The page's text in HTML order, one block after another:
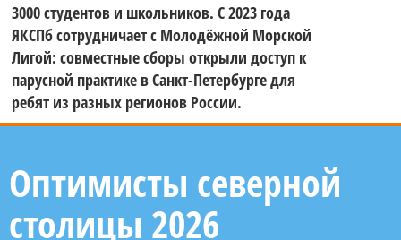
3000 студентов и школьников. С 2023 года
ЯКСПб сотрудничает с Молодёжной Морской
Лигой: совместные сборы открыли доступ к
парусной практике в Санкт-Петербурге для
ребят из разных регионов России.
Оптимисты северной
столицы 2026